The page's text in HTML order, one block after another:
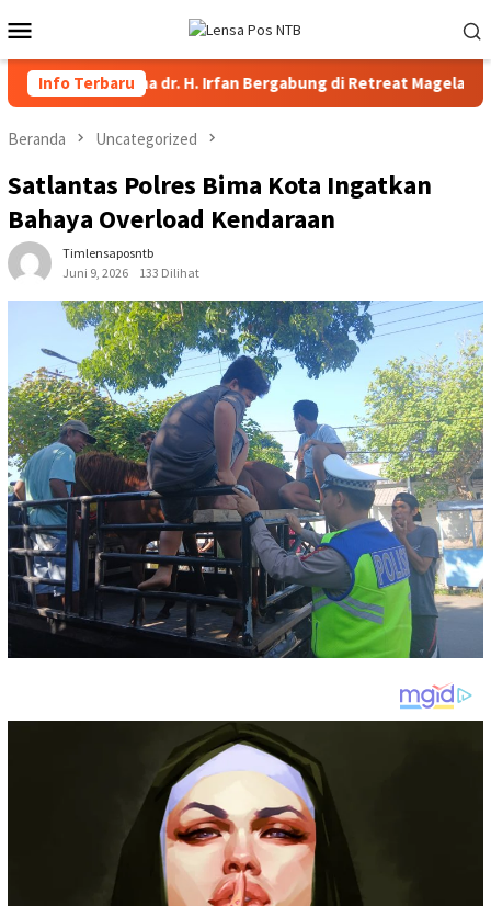
ke
kontenMobile
Info Terbaru
Bima dr. H. Irfan Bergabung di Retreat Magelang
Beranda Uncategorized
Satlantas Polres Bima Kota Ingatkan
Bahaya Overload Kendaraan
Timlensaposntb
Juni 9, 2026
133 Dilihat